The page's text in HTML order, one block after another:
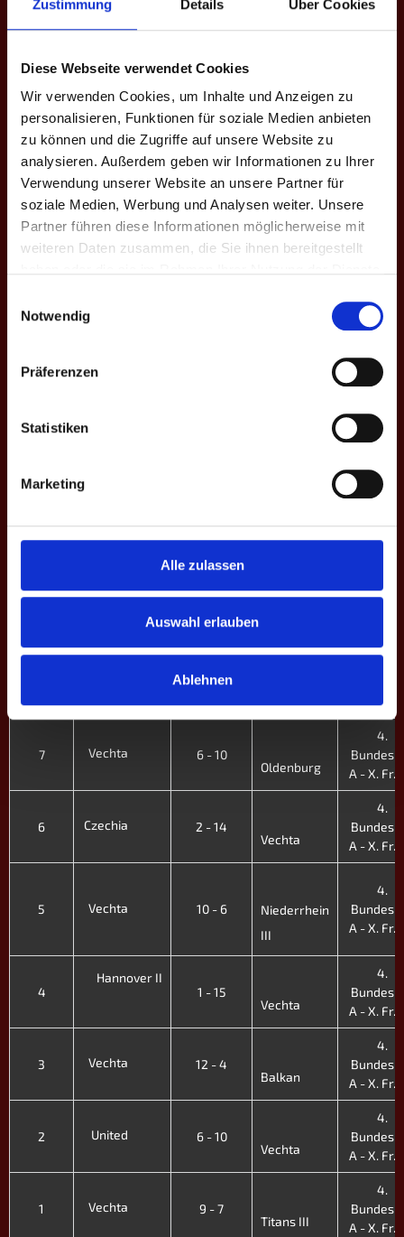
Zustimmung Details Über Cookies
Diese Webseite verwendet Cookies
Wir verwenden Cookies, um Inhalte und Anzeigen zu
personalisieren, Funktionen für soziale Medien anbieten
zu können und die Zugriffe auf unsere Website zu
analysieren. Außerdem geben wir Informationen zu Ihrer
Verwendung unserer Website an unsere Partner für
soziale Medien, Werbung und Analysen weiter. Unsere
Partner führen diese Informationen möglicherweise mit
weiteren Daten zusammen, die Sie ihnen bereitgestellt
Notwendig
Präferenzen
Statistiken
Marketing
Alle zulassen
Auswahl erlauben
Ablehnen
9
Oldenburg
9 - 7
8 Vechta 3 - 13
Oberberg
C - XI. H.
Mayence IV
Vechta
5 Vechta 3 - 13
4
4.
4.
C - XI. H.
C - XI. H.
1 4 - 12
Dortmund V
4.
4 - 12
A - X. Fr.
7 Vechta 6 - 10
Oldenburg
4.
A - X. Fr.
6 Czechia 2 - 14
Vechta
4.
A - X. Fr.
5 Vechta 10 - 6
Niederrhein
III
4.
A - X. Fr.
4
Hannover II
1 - 15
Vechta
4.
A - X. Fr.
3 Vechta 12 - 4
Balkan
4.
A - X. Fr.
2 United 6 - 10
Vechta
4.
A - X. Fr.
1 Vechta 9 - 7
Titans III
4.
A - X. Fr.